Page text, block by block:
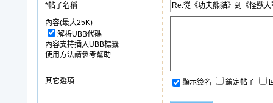
*帖子名稱
內容(最大25K)
解析UBB代碼
內容支持插入UBB標籤
使用方法請參考幫助
其它選項 顯示簽名 鎖定帖子